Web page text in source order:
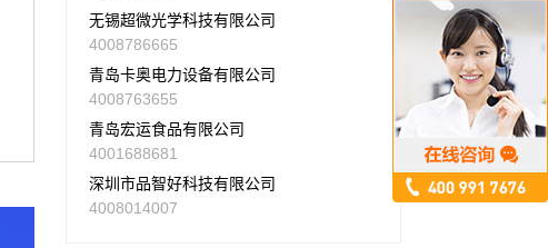
无锡超微光学科技有限公司
4008786665
青岛卡奥电力设备有限公司
4008763655
青岛宏运食品有限公司
4001688681
深圳市品智好科技有限公司
4008014007